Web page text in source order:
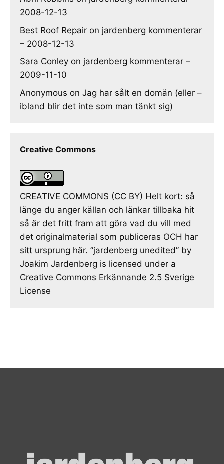
2008-12-13
Best Roof Repair on jardenberg kommenterar
– 2008-12-13
Sara Conley on jardenberg kommenterar –
2009-11-10
Anonymous on Jag har sålt en domän (eller –
ibland blir det inte som man tänkt sig)
Creative Commons
CREATIVE COMMONS (CC BY) Helt kort: så
länge du anger källan och länkar tillbaka hit
så är det fritt fram att göra vad du vill med
det originalmaterial som publiceras OCH har
sitt ursprung här. ”jardenberg unedited” by
Joakim Jardenberg is licensed under a
Creative Commons Erkännande 2.5 Sverige
License